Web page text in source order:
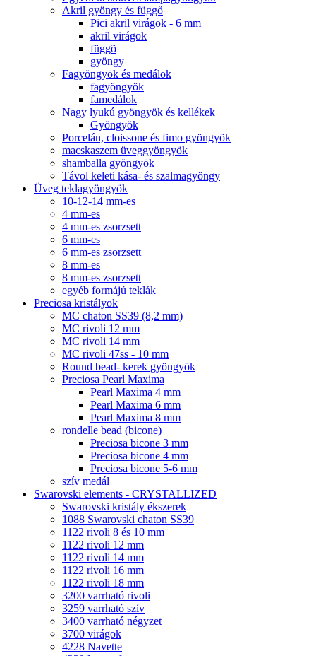
Akril gyöngy és függő
Pici akril virágok - 6 mm
akril virágok
függõ
gyöngy
Fagyöngyök és medálok
fagyöngyök
famedálok
Nagy lyukú gyöngyök és kellékek
Gyöngyök
Porcelán, cloissone és fimo gyöngyök
macskaszem üveggyöngyök
shamballa gyöngyök
Távol keleti kása- és szalmagyöngy
Üveg teklagyöngyök
10-12-14 mm-es
4 mm-es
4 mm-es zsorzsett
6 mm-es
6 mm-es zsorzsett
8 mm-es
8 mm-es zsorzsett
egyéb formájú teklák
Preciosa kristályok
MC chaton SS39 (8,2 mm)
MC rivoli 12 mm
MC rivoli 14 mm
MC rivoli 47ss - 10 mm
Round bead- kerek gyöngyök
Preciosa Pearl Maxima
Pearl Maxima 4 mm
Pearl Maxima 6 mm
Pearl Maxima 8 mm
rondelle bead (bicone)
Preciosa bicone 3 mm
Preciosa bicone 4 mm
Preciosa bicone 5-6 mm
szív medál
Swarovski elements - CRYSTALLIZED
Swarovski kristály ékszerek
1088 Swarovski chaton SS39
1122 rivoli 8 és 10 mm
1122 rivoli 12 mm
1122 rivoli 14 mm
1122 rivoli 16 mm
1122 rivoli 18 mm
3200 varrható rivoli
3259 varrható szív
3400 varrható négyzet
3700 virágok
4228 Navette